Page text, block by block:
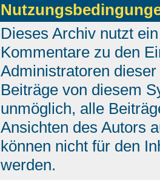
Dieses Archiv nutzt
Kommentare zu den
Administratoren
Beiträge von diesem
unmöglich, alle
Ansichten des Autors
können nicht für den
werden.